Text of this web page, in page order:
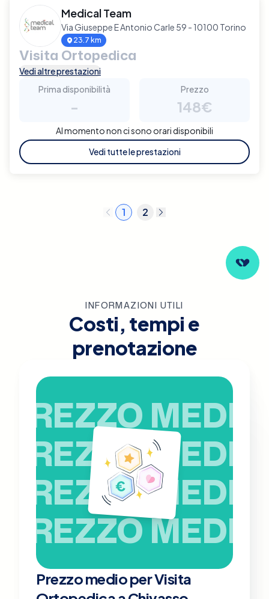
Medical Team
Via Giuseppe E Antonio Carle 59 - 10100 Torino
23.7 km
Visita Ortopedica
Vedi altre prestazioni
Prima disponibilità
-
Prezzo
148€
Al momento non ci sono orari disponibili
Vedi tutte le prestazioni
1 2
INFORMAZIONI UTILI
Costi, tempi e
prenotazione
PREZZO MEDIO
PREZZO MEDIO
PREZZO MEDIO
PREZZO MEDIO
Prezzo medio per Visita